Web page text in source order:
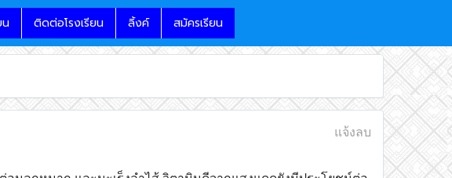
น ติดต่อโรงเรียน ลิ้งค์ สมัครเรียน
แจ้งลบ